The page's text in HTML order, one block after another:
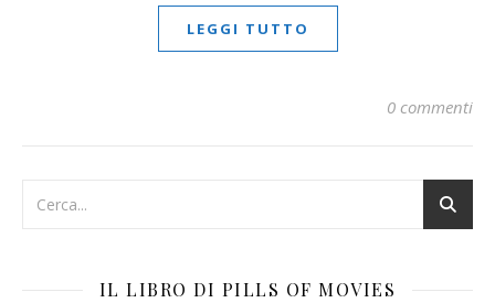
LEGGI TUTTO
0 commenti
IL LIBRO DI PILLS OF MOVIES